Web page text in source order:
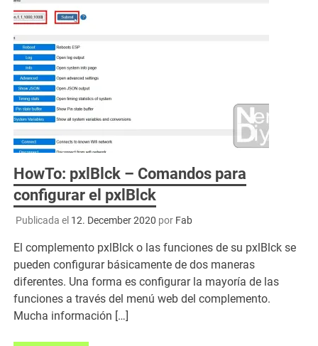
HowTo: pxlBlck – Comandos para
configurar el pxlBlck
Publicada el 12. December 2020 por Fab
El complemento pxlBlck o las funciones de su pxlBlck se
pueden configurar básicamente de dos maneras
diferentes. Una forma es configurar la mayoría de las
funciones a través del menú web del complemento.
Mucha información […]